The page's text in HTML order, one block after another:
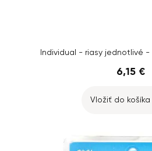
Individual - riasy jednotlivé
6,15 €
Vložiť do košíka